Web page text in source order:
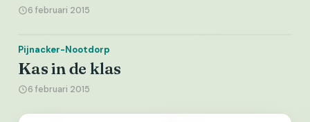
6 februari 2015
Pijnacker-Nootdorp
Kas in de klas
6 februari 2015